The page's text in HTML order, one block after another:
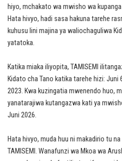
hiyo, mchakato wa mwisho wa
Hata hivyo, hadi sasa hakuna tarehe
kuhusu lini majina ya waliochaguliwa
yatatoka.
Katika miaka iliyopita, TAMISEMI
Kidato cha Tano katika tarehe hizi: Juni
2023. Kwa kuzingatia mwenendo huo,
yanatarajiwa kutangazwa kati ya
Juni 2026.
Hata hivyo, muda huu ni makadirio tu
TAMISEMI. Wanafunzi wa Mkoa wa